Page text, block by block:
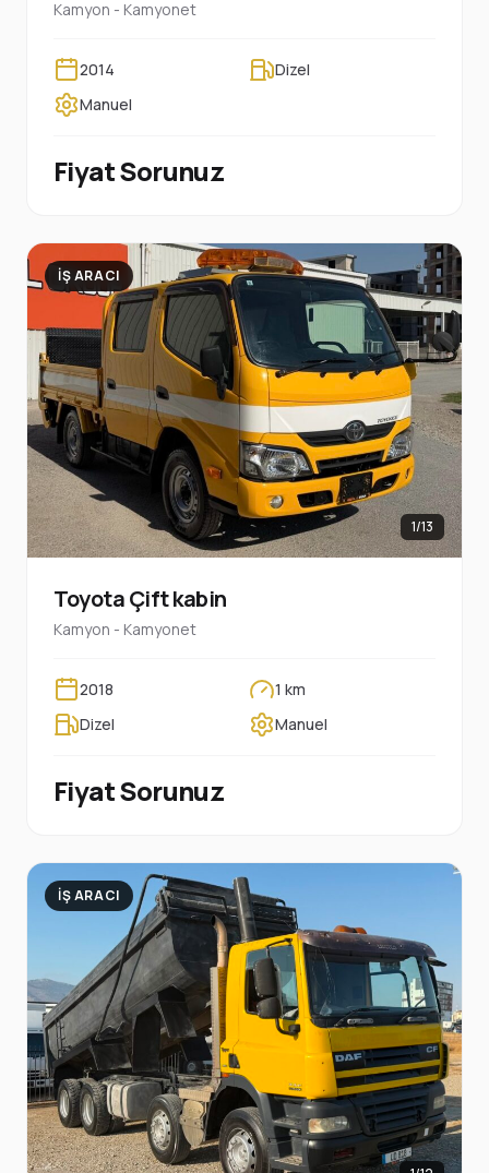
Kamyon - Kamyonet
2014
Dizel
Manuel
Fiyat Sorunuz
İŞ ARACI
1/13
Toyota Çift kabin
Kamyon - Kamyonet
2018
1 km
Dizel
Manuel
Fiyat Sorunuz
İŞ ARACI